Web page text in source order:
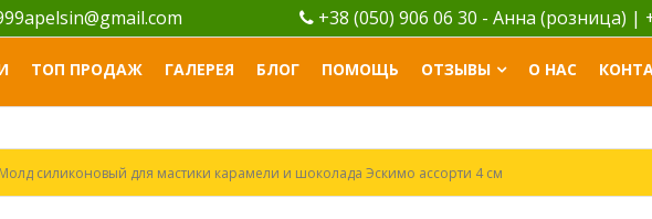
+38 (050) 906 06 30 - Анна (розница) |
ТОП ПРОДАЖ ГАЛЕРЕЯ БЛОГ ПОМОЩЬ ОТЗЫВЫ О НАС
Молд силиконовый для мастики карамели и шоколада Эскимо ассорти 4 см